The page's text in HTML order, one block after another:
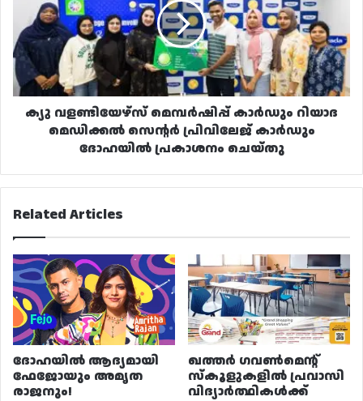
കാർഡും
റിയാദ
മെഡിക്കൽ
സെന്റർ
പ്രിവിലേജ്
കാർഡും
ദോഹയിൽ
പ്രകാശനം
ക്യു വളണ്ടിയേഴ്‌സ് മെമ്പർഷിപ്പ് കാർഡും റിയാദ
മെഡിക്കൽ സെന്റർ പ്രിവിലേജ് കാർഡും
ദോഹയിൽ പ്രകാശനം ചെയ്തു
Related Articles
ദോഹയിൽ ആദ്യമായി
ഫേജോയും അമൃത
രാജനും!
ഖത്തർ ഗവൺമെന്റ്
സ്കൂളുകളിൽ പ്രവാസി
വിദ്യാർത്ഥികൾക്ക്